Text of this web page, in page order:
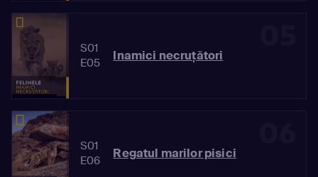
S01
E05
Inamici necruțători
S01
E06
Regatul marilor pisici